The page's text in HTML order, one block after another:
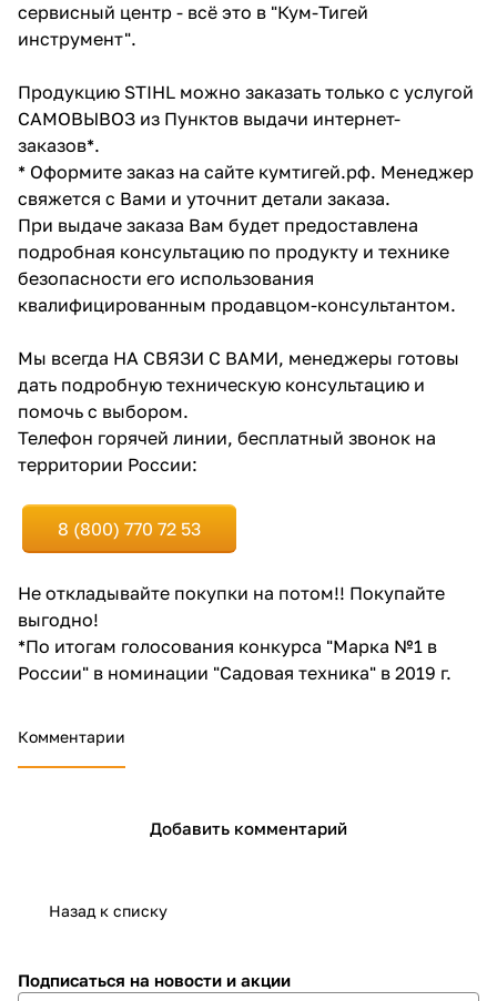
сервисный центр - всё это в "Кум-Тигей
инструмент".
Продукцию STIHL можно заказать только с услугой
САМОВЫВОЗ из Пунктов выдачи интернет-
заказов*.
* Оформите заказ на сайте кумтигей.рф. Менеджер
свяжется с Вами и уточнит детали заказа.
При выдаче заказа Вам будет предоставлена
подробная консультацию по продукту и технике
безопасности его использования
квалифицированным продавцом-консультантом.
Мы всегда НА СВЯЗИ С ВАМИ, менеджеры готовы
дать подробную техническую консультацию и
помочь с выбором.
Телефон горячей линии, бесплатный звонок на
территории России:
8 (800) 770 72 53
Не откладывайте покупки на потом!! Покупайте
выгодно!
*По итогам голосования конкурса "Марка №1 в
России" в номинации "Садовая техника" в 2019 г.
Комментарии
Добавить комментарий
Назад к списку
Подписаться на новости и акции
Подробнее
об оплате Плайтом
раз в 2
недели
Остались вопросы?
8 800 302-02-51
plait.ru